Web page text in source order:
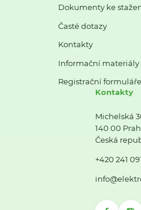
Dokumenty ke
Časté dotazy
Kontakty
Informační materiály
Registrační formuláře
Kontakty
Michelská
140 00
Česká
+420 241